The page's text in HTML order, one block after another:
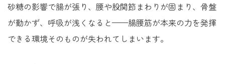
砂糖の影響で腸が張り、腰や股関節まわりが固まり、骨盤
が動かず、呼吸が浅くなると——腸腰筋が本来の力を発揮
できる環境そのものが失われてしまいます。